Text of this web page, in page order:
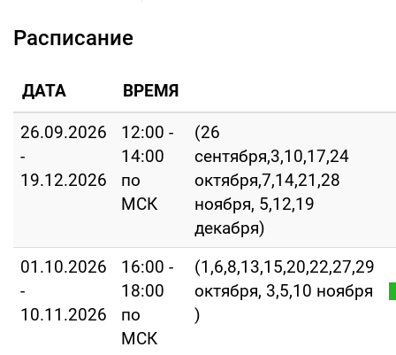
Расписание
ДАТА ВРЕМЯ
26.09.2026
-
19.12.2026
12:00 -
14:00
по
МСК
(26
сентября,3,10,17,24
октября,7,14,21,28
ноября, 5,12,19
декабря)
01.10.2026
-
10.11.2026
16:00 -
18:00
по
МСК
(1,6,8,13,15,20,22,27,29
октября, 3,5,10 ноября
)